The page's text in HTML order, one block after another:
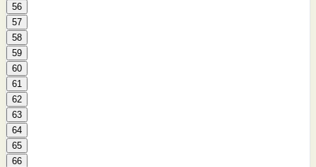
56
57
58
59
60
61
62
63
64
65
66